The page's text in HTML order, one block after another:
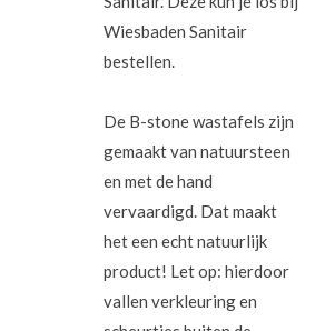
Wiesbaden Sanitair
bestellen.
De B-stone wastafels zijn
gemaakt van natuursteen
en met de hand
vervaardigd. Dat maakt
het een echt natuurlijk
product! Let op: hierdoor
vallen verkleuring en